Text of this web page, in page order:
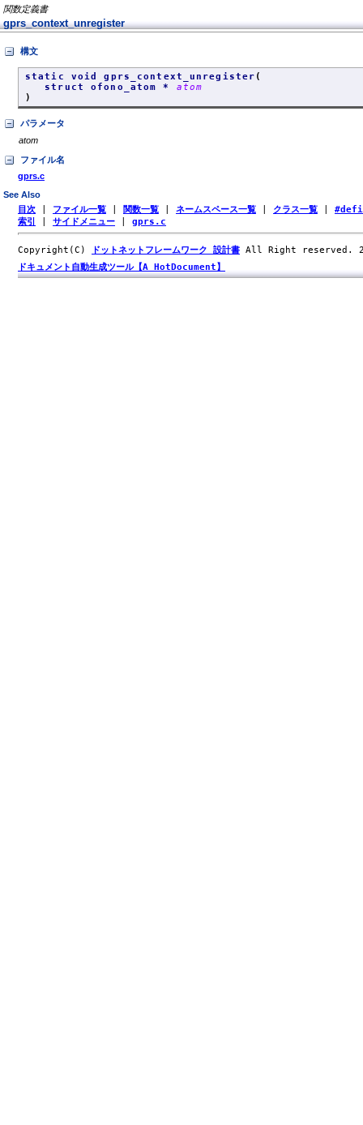
関数定義書
gprs_context_unregister
構文
static void gprs_context_unregister (
struct ofono_atom * atom
)
パラメータ
atom
ファイル名
gprs.c
See Also
目次 ファイル一覧 関数一覧 ネームスペース一覧 クラス一覧
索引
サイドメニュー gprs.c
Copyright(C) ドットネットフレームワーク 設計書 All Right reserved.
ドキュメント自動生成ツール【A HotDocument】